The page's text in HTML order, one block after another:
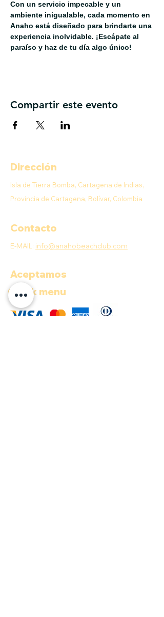
Con un servicio impecable y un
ambiente inigualable, cada momento en
Anaho está diseñado para brindarte una
experiencia inolvidable. ¡Escápate al
paraíso y haz de tu día algo único!
Compartir este evento
Dirección
Isla de Tierra Bomba, Cartagena de Indias,
Provincia de Cartagena, Bolívar, Colombia
Contacto
E-MAIL: info@anahobeachclub.com
Aceptamos
Quick menu